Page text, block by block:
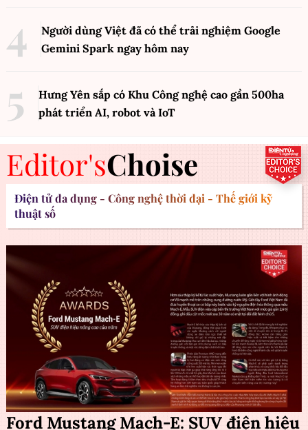
Người dùng Việt đã có thể trải nghiệm Google
Gemini Spark ngay hôm nay
Hưng Yên sắp có Khu Công nghệ cao gần 500ha
phát triển AI, robot và IoT
Editor'sChoise
Điện tử đa dụng - Công nghệ thời đại - Thế giới kỹ
thuật số
Ford Mustang Mach-E: SUV điện hiệu